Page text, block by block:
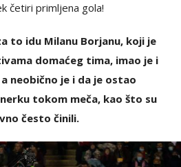
četiri primljena gola!
to idu Milanu Borjanu, koji je
domaćeg tima, imao je i
neobično je i da je ostao
tokom meča, kao što su
često činili.